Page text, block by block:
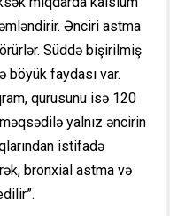
Ənciri astma
Süddə bişirilmiş
böyük faydası var.
qurusunu isə 120
yalnız əncirin
istifadə
bronxial astma və